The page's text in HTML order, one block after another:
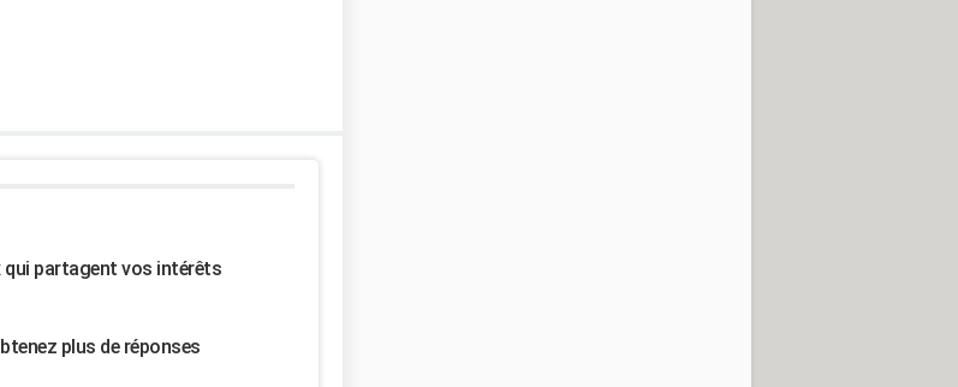
qui partagent vos intérêts
plus de réponses